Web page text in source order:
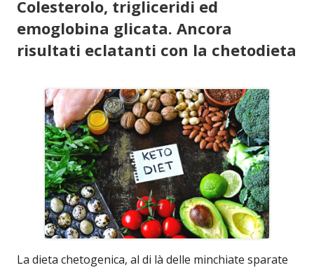
Colesterolo, trigliceridi ed
emoglobina glicata. Ancora
risultati eclatanti con la chetodieta
La dieta chetogenica, al di là delle minchiate sparate